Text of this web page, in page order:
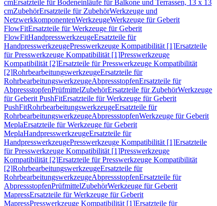
cmErsatzteile für Bodeneinläufe für Balkone und Terrassen, 13 x 13
cmZubehörErsatzteile für ZubehörWerkzeuge und
NetzwerkkomponentenWerkzeugeWerkzeuge für Geberit
FlowFitErsatzteile für Werkzeuge für Geberit
FlowFitHandpresswerkzeugeErsatzteile für
HandpresswerkzeugePresswerkzeuge Kompatibilität [1]Ersatzteile
für Presswerkzeuge Kompatibilität [1]Presswerkzeuge
Kompatibilität [2]Ersatzteile für Presswerkzeuge Kompatibilität
[2]RohrbearbeitungswerkzeugeErsatzteile für
RohrbearbeitungswerkzeugeAbpressstopfenErsatzteile für
AbpressstopfenPrüfmittelZubehörErsatzteile für ZubehörWerkzeuge
für Geberit PushFitErsatzteile für Werkzeuge für Geberit
PushFitRohrbearbeitungswerkzeugeErsatzteile für
RohrbearbeitungswerkzeugeAbpressstopfenWerkzeuge für Geberit
MeplaErsatzteile für Werkzeuge für Geberit
MeplaHandpresswerkzeugeErsatzteile für
HandpresswerkzeugePresswerkzeuge Kompatibilität [1]Ersatzteile
für Presswerkzeuge Kompatibilität [1]Presswerkzeuge
Kompatibilität [2]Ersatzteile für Presswerkzeuge Kompatibilität
[2]RohrbearbeitungswerkzeugeErsatzteile für
RohrbearbeitungswerkzeugeAbpressstopfenErsatzteile für
AbpressstopfenPrüfmittelZubehörWerkzeuge für Geberit
MapressErsatzteile für Werkzeuge für Geberit
MapressPresswerkzeuge Kompatibilität [1]Ersatzteile für